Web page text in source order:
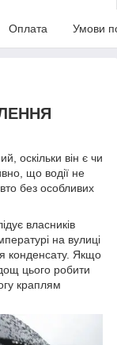
Оплата Умови
оскільки він є чи
що водії не
без особливих
власників
на вулиці
конденсату. Якщо
цього робити
краплям